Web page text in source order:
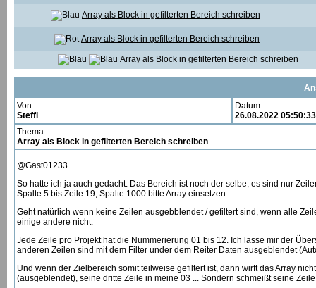
Array als Block in gefilterten Bereich schreiben
Array als Block in gefilterten Bereich schreiben
Array als Block in gefilterten Bereich schreiben
Von:
Steffi
Datum:
26.08.2022 05:50:33
Thema:
Array als Block in gefilterten Bereich schreiben
@Gast01233
So hatte ich ja auch gedacht. Das Bereich ist noch der selbe, es sind nur
Spalte 5 bis Zeile 19, Spalte 1000 bitte Array einsetzen.
Geht natürlich wenn keine Zeilen ausgebblendet / gefiltert sind, wenn alle
einige andere nicht.
Jede Zeile pro Projekt hat die Nummerierung 01 bis 12. Ich lasse mir der
anderen Zeilen sind mit dem Filter under dem Reiter Daten ausgeblendet
Und wenn der Zielbereich somit teilweise gefiltert ist, dann wirft das Array
(ausgeblendet), seine dritte Zeile in meine 03 ... Sondern schmeißt seine